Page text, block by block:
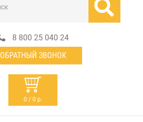
8 800 25 040 24
ОБРАТНЫЙ ЗВОНОК
0 / 0 р.